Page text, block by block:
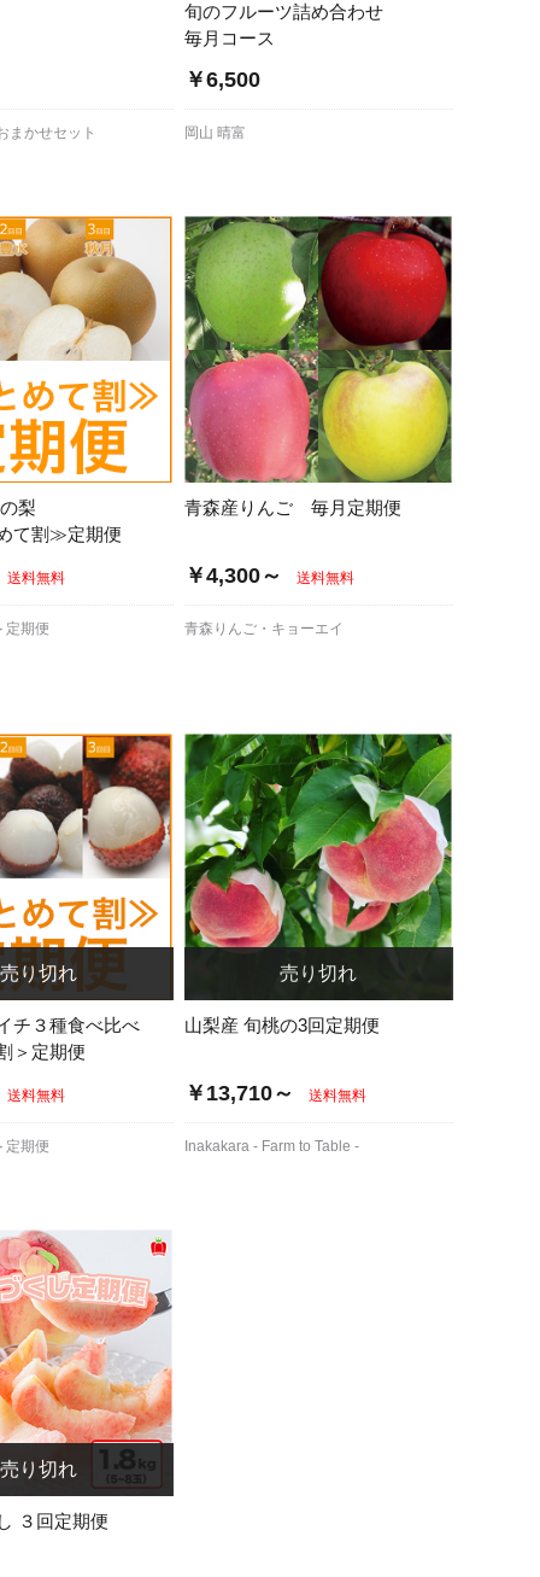
まかせセット
旬のフルーツ詰め合わせ
毎月コース
￥6,500
岡山 晴富
梨
て割≫定期便
送料無料
定期便
青森産りんご 毎月定期便
￥4,300～ 送料無料
青森りんご・キョーエイ
チ３種食べ比べ
＞定期便
送料無料
定期便
山梨産 旬桃の3回定期便
￥13,710～ 送料無料
Inakakara - Farm to Table -
３回定期便